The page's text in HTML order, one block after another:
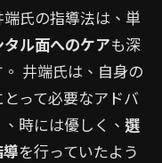
氏の指導法は、単
タル面へのケアも深
井端氏は、自身の
って必要なアドバ
時には優しく、 選
を行っていたよう